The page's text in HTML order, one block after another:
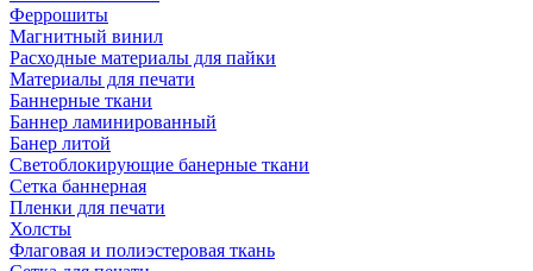
Феррошиты
Магнитный винил
Расходные материалы для пайки
Материалы для печати
Баннерные ткани
Баннер ламинированный
Банер литой
Светоблокирующие банерные ткани
Сетка баннерная
Пленки для печати
Холсты
Флаговая и полиэстеровая ткань